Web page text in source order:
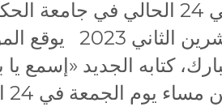
تشرين الثاني
كتابه الجديد «إسمع